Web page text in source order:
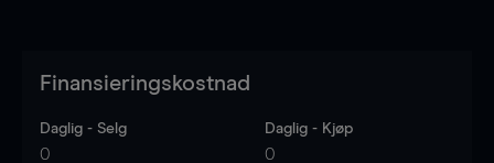
Finansieringskostnad
Daglig - Selg
0
Daglig - Kjøp
0